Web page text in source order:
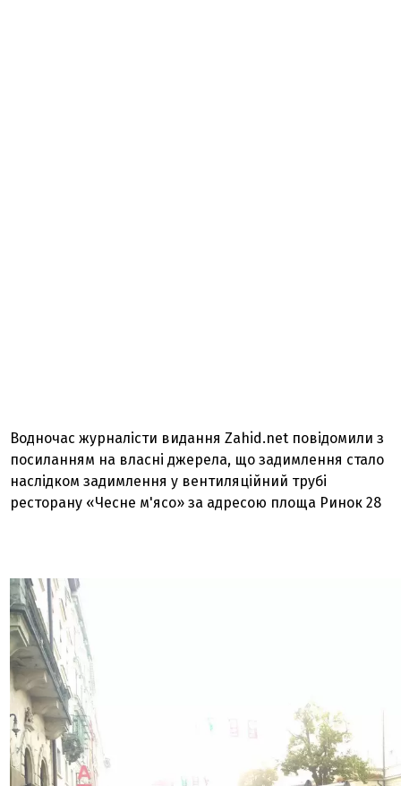
Водночас журналісти видання Zahid.net повідомили з
посиланням на власні джерела, що задимлення стало
наслідком задимлення у вентиляційний трубі
ресторану «Чесне м'ясо» за адресою площа Ринок 28